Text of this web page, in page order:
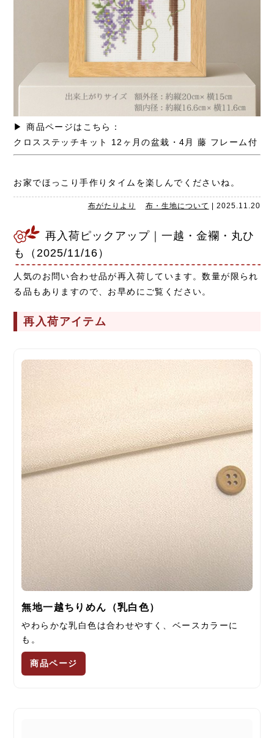
▶ 商品ページはこちら：
クロスステッチキット 12ヶ月の盆栽・4月 藤 フレーム付
お家でほっこり手作りタイムを楽しんでくださいね。
布がたりより 布・生地について 2025.11.20
再入荷ピックアップ｜一越・金襴・丸ひ
も（2025/11/16）
人気のお問い合わせ品が再入荷しています。数量が限られ
る品もありますので、お早めにご覧ください。
再入荷アイテム
無地一越ちりめん（乳白色）
やわらかな乳白色は合わせやすく、ベースカラーに
も。
商品ページ